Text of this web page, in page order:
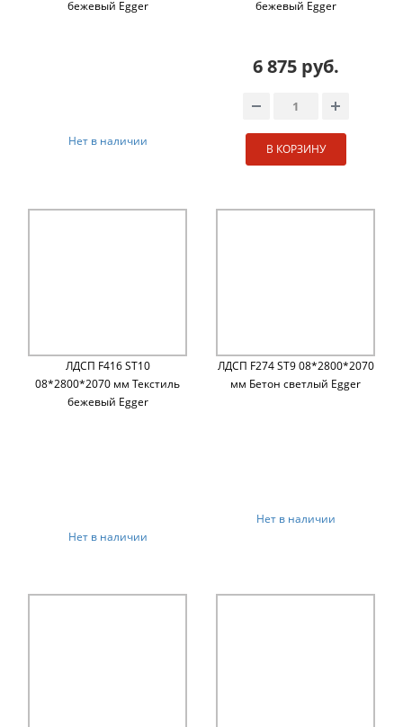
бежевый Egger
Нет в наличии
бежевый Egger
6 875 руб.
В КОРЗИНУ
ЛДСП F416 ST10
08*2800*2070 мм Текстиль
бежевый Egger
Нет в наличии
ЛДСП F274 ST9 08*2800*2070
мм Бетон светлый Egger
Нет в наличии